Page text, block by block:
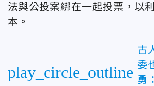
法與公投案綁在一起投票，以
本。
play_circle_outline
古
委
勇